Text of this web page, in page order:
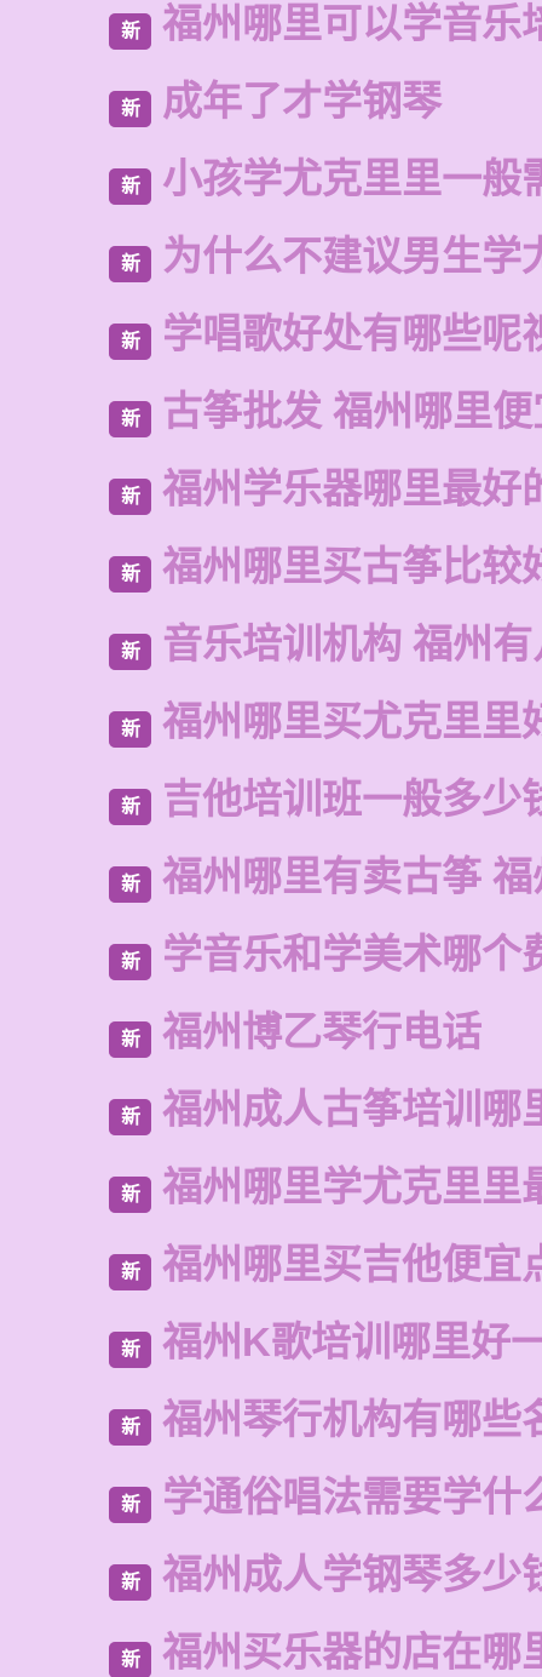
新 福州哪里可以学音乐
新 成年了才学钢琴
新 小孩学尤克里里一般
新 为什么不建议男生学
新 学唱歌好处有哪些呢
新 古筝批发 福州哪里
新 福州学乐器哪里最好
新 福州哪里买古筝比较
新 音乐培训机构 福州
新 福州哪里买尤克里里
新 吉他培训班一般多少
新 福州哪里有卖古筝
新 学音乐和学美术哪个
新 福州博乙琴行电话
新 福州成人古筝培训哪
新 福州哪里学尤克里里
新 福州哪里买吉他便宜
新 福州K歌培训哪里好
新 福州琴行机构有哪些
新 学通俗唱法需要学什
新 福州成人学钢琴多少
新 福州买乐器的店在哪